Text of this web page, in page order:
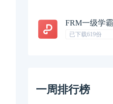
FRM一级学
已下载619份
一周排行榜